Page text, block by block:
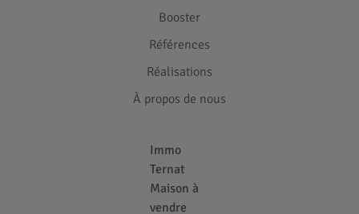
Booster
Références
Réalisations
À propos de nous
Immo
Ternat
Maison à
vendre